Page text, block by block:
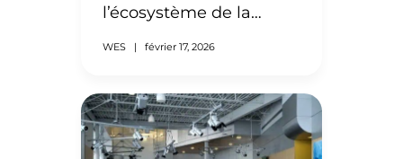
l’écosystème de la
formation
WES | février 17, 2026